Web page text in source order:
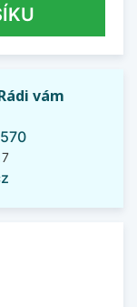
vám